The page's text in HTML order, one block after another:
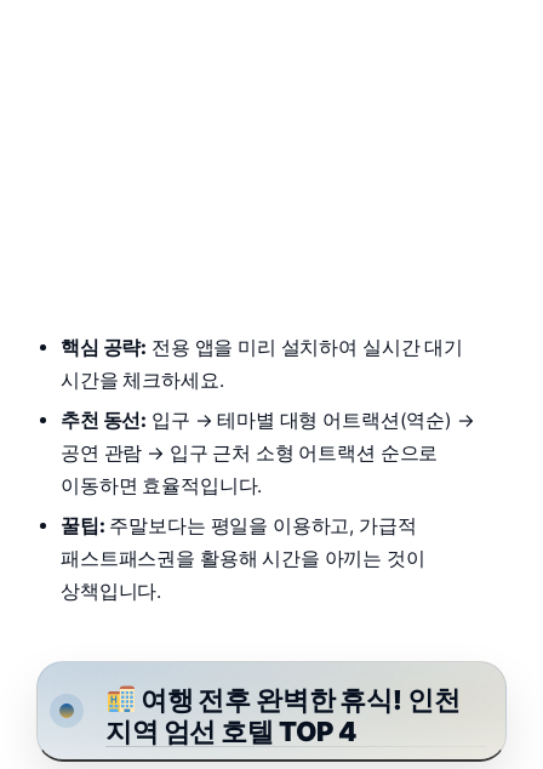
핵심 공략: 전용 앱을 미리 설치하여 실시간 대기
시간을 체크하세요.
추천 동선: 입구 → 테마별 대형 어트랙션(역순) →
공연 관람 → 입구 근처 소형 어트랙션 순으로
이동하면 효율적입니다.
꿀팁: 주말보다는 평일을 이용하고, 가급적
패스트패스권을 활용해 시간을 아끼는 것이
상책입니다.
여행 전후 완벽한 휴식! 인천
지역 엄선 호텔 TOP 4